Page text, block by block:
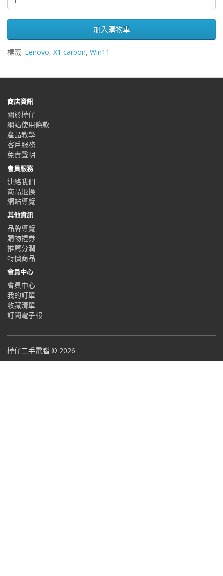
加入購物車
標籤: Lenovo, X1 carbon, Win11
商店資訊
關於樺仔
網站使用條款
產品教學
客戶服務
免責聲明
會員服務
連絡我們
商品退換
網站導覽
其他資訊
品牌導覽
購物禮券
推薦分潤
特價商品
會員中心
會員中心
我的訂單
收藏清單
訂閱電子報
樺仔二手電腦 © 2026